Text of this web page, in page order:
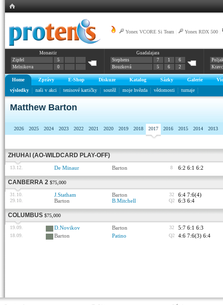
Yonex VCORE Si Team Yonex RDX 500
Monastir
Zipfel
5
Melnikova
0
Guadalajara
Stephens
7 1
6
Bouzková
5 6 2
Home Zprávy E-Shop Diskuze Katalog Sázky Galerie
výsledky
naši v akci tenisové kartičky soutěž moje hvězda vědomosti turnaje
Matthew Barton
2026 2025 2024 2023 2022 2021 2020 2019 2018 2017 2016 2015 2014 2013
ZHUHAI (AO-WILDCARD PLAY-OFF)
13.12. De Minaur Barton 8 6:2 6:1 6:2
CANBERRA 2 $75,000
31.10. J.Statham Barton 32 6:4 7:6(4)
29.10. Barton B.Mitchell Q2 6:3 6:4
COLUMBUS $75,000
19.09. D.Novikov Barton 32 5:7 6:1 6:3
18.09. Barton Patino Q2 4:6 7:6(3) 6:4